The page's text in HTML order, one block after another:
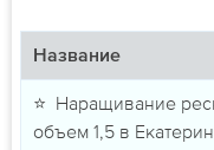
Название
⭐ Наращивание
объем 1,5 в